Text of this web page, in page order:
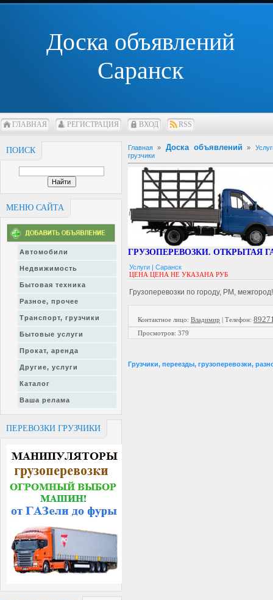
Доска объявлений
Саранск
ГЛАВНАЯ РЕГИСТРАЦИЯ ВХОД RSS
ПОИСК
МЕНЮ САЙТА
Автомобили
Недвижимость
Бытовая техника
Разное, прочее
Транспорт, грузчики
Бытовые услуги
Прокат, аренда
Другие, услуги
Каталог
Ваша релама
ПЕРЕВОЗКИ ГРУЗЧИКИ
Главная » Доска объявлений »
грузчики
ГРУЗОПЕРЕВОЗКИ. ОТКРЫТАЯ
Услуги | Саранск
ЦЕНА ЦЕНА НЕ УКАЗАНА РУБ
Грузоперевозки по городу, РМ,
Контактное лицо: Владимир | Телефон:
Просмотров: 379
Грузчики, переезды, грузоперевозки,